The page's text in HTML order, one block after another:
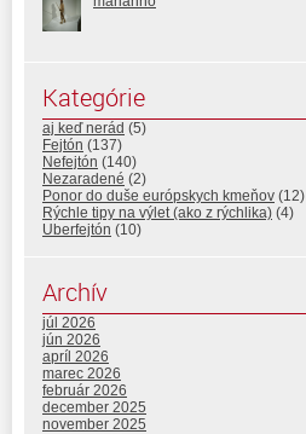
Kategórie
aj keď nerád (5)
Fejtón (137)
Nefejtón (140)
Nezaradené (2)
Ponor do duše európskych kmeňov (12)
Rýchle tipy na výlet (ako z rýchlika) (4)
Uberfejtón (10)
Archív
júl 2026
jún 2026
apríl 2026
marec 2026
február 2026
december 2025
november 2025